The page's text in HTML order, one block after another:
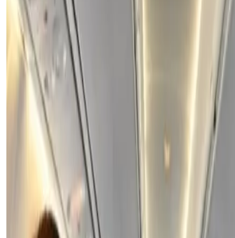
المدنية مظلات للركاب؟ تعرّف على
وراء ذلك، من السرعة والارتفاع ونقص
وسلامة الطيران
لا توجد مظلة تحت كل مقعد كما توجد سترة
التكلفة فقط، بل في الفيزياء والمنطق
فالقفز بالمظلة من طائرة ركاب تحلق بسرعة 900 كم/س
10 كيلومترات هو انتحار محقق، والطائرة نفسها هي
فيها الركاب.
للركاب في